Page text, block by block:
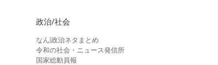
政治/社会
なんJ政治ネタまとめ
令和の社会・ニュース発信所
国家総動員報